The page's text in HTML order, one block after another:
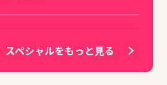
スペシャルをもっと見る